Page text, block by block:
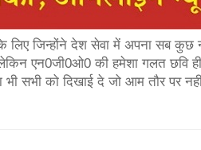
लिए जिन्होंने देश सेवा में अपना सब कुछ
एन0जी0ओ0 की हमेशा गलत छवि ही
को दिखाई दे जो आम तौर पर